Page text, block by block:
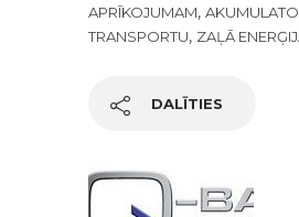
APRĪKOJUMAM,
TRANSPORTU, ZAĻĀ
DALĪTIES